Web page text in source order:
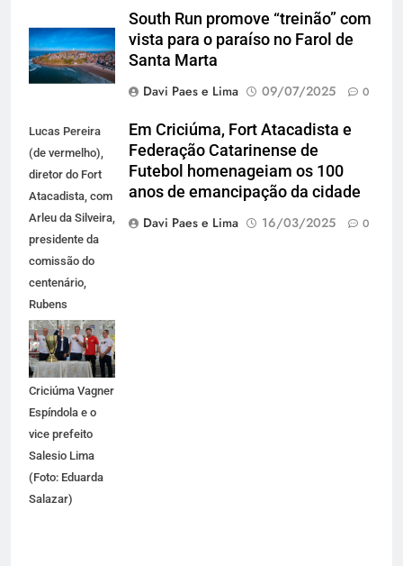
South Run promove “treinão” com
vista para o paraíso no Farol de
Santa Marta
Davi Paes e Lima
09/07/2025 0
Lucas Pereira
(de vermelho),
diretor do Fort
Atacadista, com
Arleu da Silveira,
presidente da
comissão do
centenário,
Rubens
AngeloTi,
presidente da
FCF, Prefeito de
Criciúma Vagner
Espíndola e o
vice prefeito
Salesio Lima
(Foto: Eduarda
Salazar)
Em Criciúma, Fort Atacadista e
Federação Catarinense de
Futebol homenageiam os 100
anos de emancipação da cidade
Davi Paes e Lima
16/03/2025 0